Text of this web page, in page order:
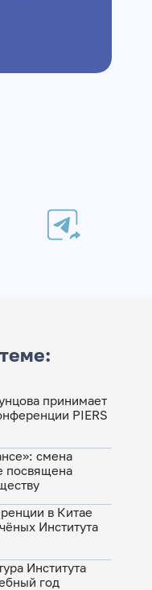
принимает
PIERS
смена
посвящена
в Китае
Института
Института
год